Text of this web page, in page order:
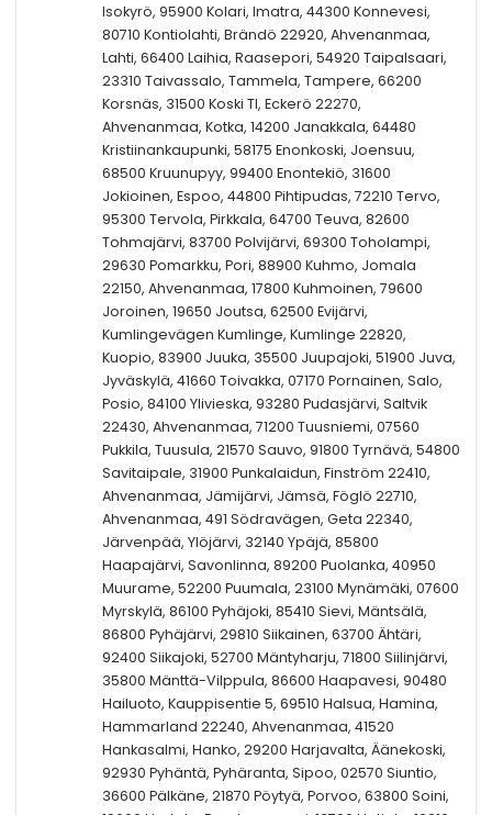
Isokyrö, 95900 Kolari, Imatra, 44300 Konnevesi,
80710 Kontiolahti, Brändö 22920, Ahvenanmaa,
Lahti, 66400 Laihia, Raasepori, 54920 Taipalsaari,
23310 Taivassalo, Tammela, Tampere, 66200
Korsnäs, 31500 Koski Tl, Eckerö 22270,
Ahvenanmaa, Kotka, 14200 Janakkala, 64480
Kristiinankaupunki, 58175 Enonkoski, Joensuu,
68500 Kruunupyy, 99400 Enontekiö, 31600
Jokioinen, Espoo, 44800 Pihtipudas, 72210 Tervo,
95300 Tervola, Pirkkala, 64700 Teuva, 82600
Tohmajärvi, 83700 Polvijärvi, 69300 Toholampi,
29630 Pomarkku, Pori, 88900 Kuhmo, Jomala
22150, Ahvenanmaa, 17800 Kuhmoinen, 79600
Joroinen, 19650 Joutsa, 62500 Evijärvi,
Kumlingevägen Kumlinge, Kumlinge 22820,
Kuopio, 83900 Juuka, 35500 Juupajoki, 51900 Juva,
Jyväskylä, 41660 Toivakka, 07170 Pornainen, Salo,
Posio, 84100 Ylivieska, 93280 Pudasjärvi, Saltvik
22430, Ahvenanmaa, 71200 Tuusniemi, 07560
Pukkila, Tuusula, 21570 Sauvo, 91800 Tyrnävä, 54800
Savitaipale, 31900 Punkalaidun, Finström 22410,
Ahvenanmaa, Jämijärvi, Jämsä, Föglö 22710,
Ahvenanmaa, 491 Södravägen, Geta 22340,
Järvenpää, Ylöjärvi, 32140 Ypäjä, 85800
Haapajärvi, Savonlinna, 89200 Puolanka, 40950
Muurame, 52200 Puumala, 23100 Mynämäki, 07600
Myrskylä, 86100 Pyhäjoki, 85410 Sievi, Mäntsälä,
86800 Pyhäjärvi, 29810 Siikainen, 63700 Ähtäri,
92400 Siikajoki, 52700 Mäntyharju, 71800 Siilinjärvi,
35800 Mänttä-Vilppula, 86600 Haapavesi, 90480
Hailuoto, Kauppisentie 5, 69510 Halsua, Hamina,
Hammarland 22240, Ahvenanmaa, 41520
Hankasalmi, Hanko, 29200 Harjavalta, Äänekoski,
92930 Pyhäntä, Pyhäranta, Sipoo, 02570 Siuntio,
36600 Pälkäne, 21870 Pöytyä, Porvoo, 63800 Soini,